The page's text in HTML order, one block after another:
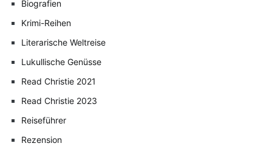
Biografien
Krimi-Reihen
Literarische Weltreise
Lukullische Genüsse
Read Christie 2021
Read Christie 2023
Reiseführer
Rezension